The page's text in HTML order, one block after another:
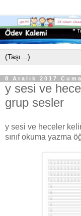
8 Aralık 2017 Cuma
y sesi ve
grup sesler
y sesi ve heceler
sınıf okuma yazma